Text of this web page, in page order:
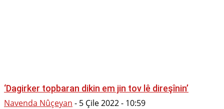
‘Dagirker topbaran dikin em jin tov lê direşînin’
Navenda Nûçeyan - 5 Çile 2022 - 10:59